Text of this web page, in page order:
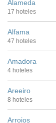
Alameda
17 hoteles
Alfama
47 hoteles
Amadora
4 hoteles
Areeiro
8 hoteles
Arroios